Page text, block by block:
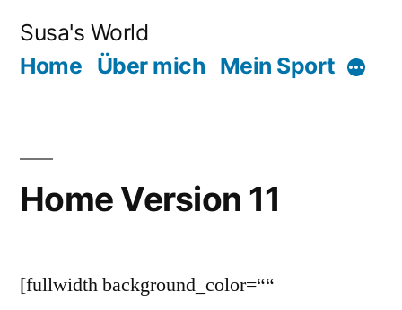
Inhalt
Susa's World
Home Über mich Mein Sport Mehr
Home Version 11
[fullwidth background_color=““